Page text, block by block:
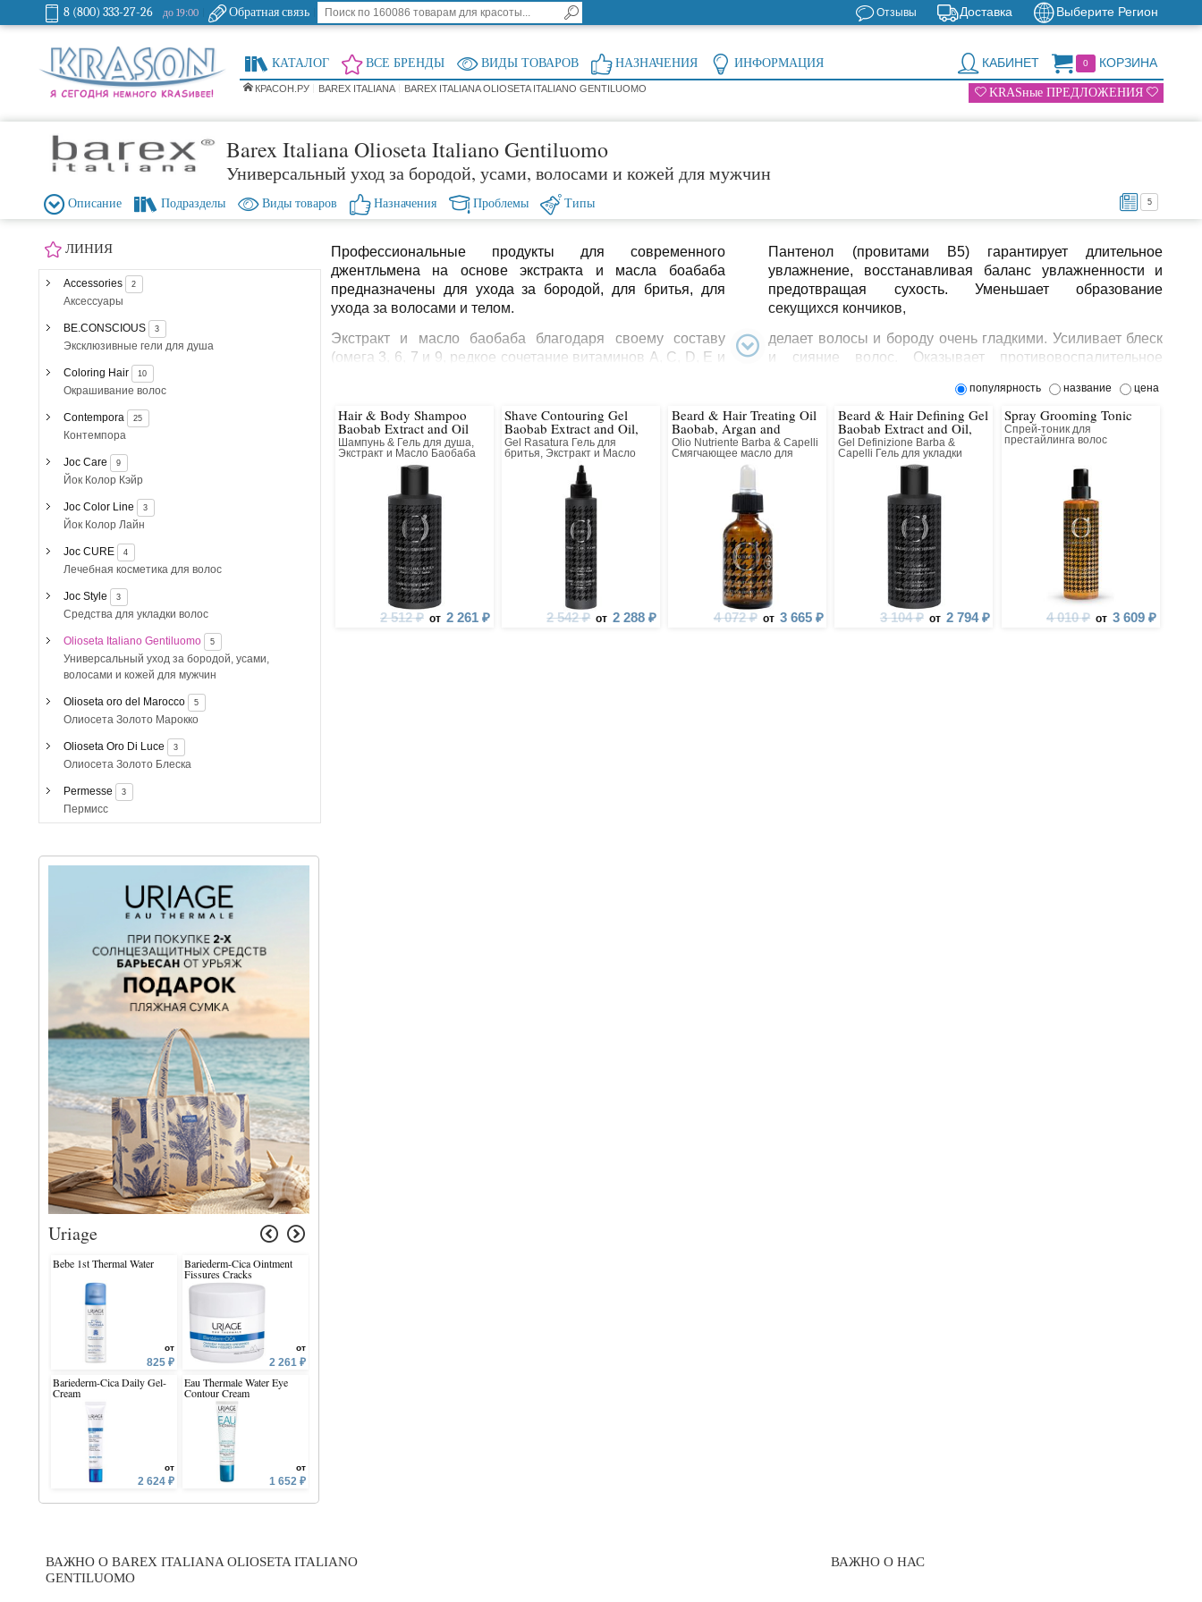
8 (800) 333-27-26 до 19:00 Обратная связь Выберите Регион
Доставка
Отзывы
0 КОРЗИНА
КАБИНЕТ
КАТАЛОГ ВСЕ БРЕНДЫ ВИДЫ ТОВАРОВ НАЗНАЧЕНИЯ ИНФОРМАЦИЯ
КРАСОН.РУ BAREX ITALIANA BAREX ITALIANA OLIOSETA ITALIANO GENTILUOMO KRASные ПРЕДЛОЖЕНИЯ
Barex Italiana Olioseta Italiano Gentiluomo
Универсальный уход за бородой, усами, волосами и кожей для мужчин
5
Описание Подразделы Виды товаров Назначения Проблемы Типы
ЛИНИЯ
Accessories 2
Аксессуары
BE.CONSCIOUS 3
Эксклюзивные гели для душа
Coloring Hair 10
Окрашивание волос
Contempora 25
Контемпора
Joc Care 9
Йок Колор Кэйр
Joc Color Line 3
Йок Колор Лайн
Joc CURE 4
Лечебная косметика для волос
Joc Style 3
Средства для укладки волос
Olioseta Italiano Gentiluomo 5
Универсальный уход за бородой, усами,
волосами и кожей для мужчин
Olioseta oro del Marocco 5
Олиосета Золото Марокко
Olioseta Oro Di Luce 3
Олиосета Золото Блеска
Permesse 3
Пермисс
Uriage
Bebe 1st Thermal Water
от
825 ₽
Bariederm-Cica Daily Gel-
Cream
от
2 624 ₽
Bariederm-Cica Ointment
Fissures Cracks
от
2 261 ₽
Eau Thermale Water Eye
Contour Cream
от
1 652 ₽
Профессиональные продукты для современного
джентльмена на основе экстракта и масла боабаба
предназначены для ухода за бородой, для бритья, для
ухода за волосами и телом.
Экстракт и масло баобаба благодаря своему составу
(омега 3, 6, 7 и 9, редкое сочетание витаминов A, С, D, E и
защитным действием. Моментально дисциплинируют и
укрепляют волосы и бороду. Обеспечивают интенсивную
защиту от УФ-лучей. Нормализуют работу сальных желёз.
Устраняют шелушение и успокаивают даже самую
чувствительную кожу. Снимают воспаление и
раздражение. Восстанавливают эластичность и мягкость
сухой кожи. Обеспечивают обновление кожного барьера с
antiage эффектом.
Пантенол (провитами B5) гарантирует длительное
увлажнение, восстанавливая баланс увлажненности и
предотвращая сухость. Уменьшает образование
секущихся кончиков,
делает волосы и бороду очень гладкими. Усиливает блеск
и сияние волос. Оказывает противовоспалительное
Аромат продуктов мужской серии – элегантный союз
табака, ванили, дерева и специй.
популярность название цена
Hair & Body Shampoo
Baobab Extract and Oil
Шампунь & Гель для душа,
Экстракт и Масло Баобаба
2 512 ₽ от 2 261 ₽
Shave Contouring Gel
Baobab Extract and Oil,
Panthenol
Gel Rasatura Гель для
бритья, Экстракт и Масло
Баобаба, Пантенол
2 542 ₽ от 2 288 ₽
Beard & Hair Treating Oil
Baobab, Argan and
Linseed Oils
Olio Nutriente Barba & Capelli
Смягчающее масло для
волос и бороды Масло
Масло Семян Льна
4 072 ₽ от 3 665 ₽
Beard & Hair Defining Gel
Baobab Extract and Oil,
Panthenol
Gel Definizione Barba &
Capelli Гель для укладки
волос и усов, Экстракт и
3 104 ₽ от 2 794 ₽
Spray Grooming Tonic
Спрей-тоник для
престайлинга волос
4 010 ₽ от 3 609 ₽
ВАЖНО О BAREX ITALIANA OLIOSETA ITALIANO
GENTILUOMO
ВАЖНО О НАС